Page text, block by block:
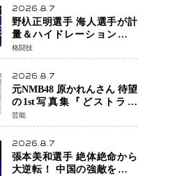
を描く注目作
2026.8.7
野杁正明選手 海人選手が計
量＆ハイドレーションテス
トをクリア「ONE
SAMURAI 2」決戦へ万全の
準備整う
格闘技
2026.8.7
元NMB48 原かれんさん 待望
の1st写真集『どストライ
ク』発売決定 バリで魅せる
25歳の新境地
芸能
2026.8.7
張本美和選手 絶体絶命から
大逆転！ 中国の強敵を撃破